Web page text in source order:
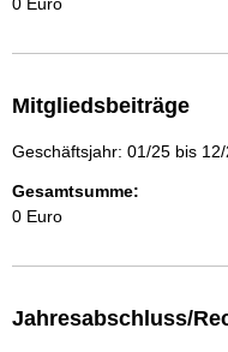
Mitgliedsbeiträge
Geschäftsjahr: 01/25 bis
Gesamtsumme:
0 Euro
Jahresabschluss/